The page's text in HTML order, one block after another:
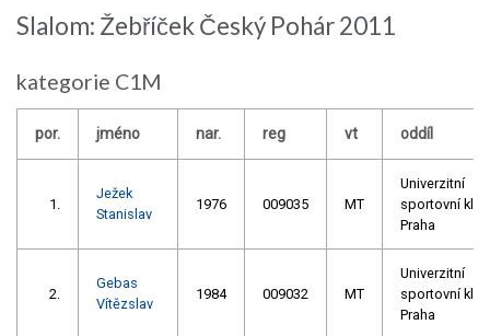
Slalom: Žebříček Český Pohár 2011
kategorie C1M
por. jméno nar. reg vt oddíl
1.
Ježek
Stanislav
1976 009035 MT
Univerzitní
sportovní klub
Praha
2.
Gebas
Vítězslav
1984 009032 MT
Univerzitní
sportovní klub
Praha